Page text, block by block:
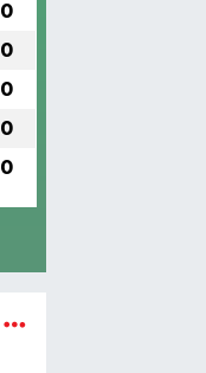
0
0
0
0
0